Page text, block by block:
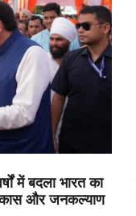
में बदला भारत का
और जनकल्याण